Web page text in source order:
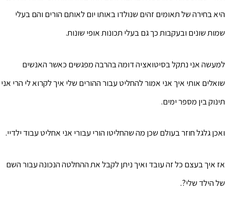
היא בחירה של תאומים זהים שנולדו באותו יום לאותם הורים והם בעלי
שמות שונים ובעקבות כך גם בעלי תכונות אופי שונות.
למעשה אני נתקל בסיטואציה דומה בהרבה מפגשים כאשר האנשים
שואלים אותי איך אני אמור להחליט עבור ההורים שלי איך לקרוא לי הרי אני
תינוק בין מספר ימים.
ואכן גלגל חוזר בעולם שכן מה שהחליטו הורי עבורי אני אחליט עבוד ילדיי.
אז איך בעצם כל זה עובד ואיך ניתן לקבל את ההחלטה הנכונה עבור השם
של הילד שלי?.